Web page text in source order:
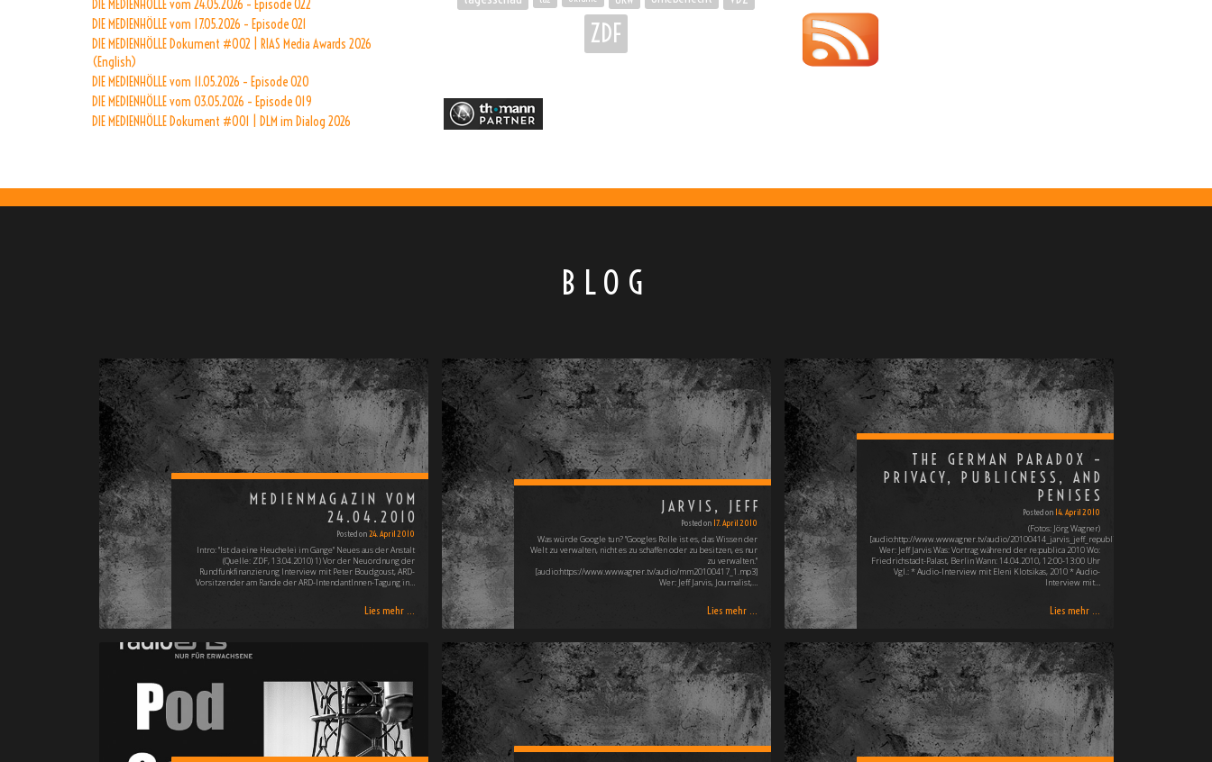
DIE MEDIENHÖLLE vom 24.05.2026 – Episode 022
DIE MEDIENHÖLLE vom 17.05.2026 – Episode 021
DIE MEDIENHÖLLE Dokument #002 | RIAS Media Awards 2026
(English)
DIE MEDIENHÖLLE vom 11.05.2026 – Episode 020
DIE MEDIENHÖLLE vom 03.05.2026 – Episode 019
DIE MEDIENHÖLLE Dokument #001 | DLM im Dialog 2026
ZDF
BLOG
MEDIENMAGAZIN VOM
24.04.2010
Posted on24. April 2010
Intro: "Ist da eine Heuchelei im Gange" Neues aus der Anstalt
(Quelle: ZDF, 13.04.2010) 1) Vor der Neuordnung der
Rundfunkfinanzierung Interview mit Peter Boudgoust, ARD-
Vorsitzender am Rande der ARD-IntendantInnen-Tagung in…
Lies mehr ...
JARVIS, JEFF
Posted on 17. April 2010
Was würde Google tun? "Googles Rolle ist es, das Wissen der
Welt zu verwalten, nicht es zu schaffen oder zu besitzen, es nur
zu verwalten."
[audio:https://www.wwwagner.tv/audio/mm20100417_1.mp3]
Wer: Jeff Jarvis, Journalist,…
Lies mehr ...
THE GERMAN PARADOX –
PRIVACY, PUBLICNESS, AND
PENISES
Posted on 14. April 2010
(Fotos: Jörg Wagner)
[audio:http://www.wwwagner.tv/audio/20100414_jarvis_jeff_republica.mp3]
Wer: Jeff Jarvis Was: Vortrag während der re:publica 2010 Wo:
Friedrichstadt-Palast, Berlin Wann: 14.04.2010, 12:00-13:00 Uhr
Vgl.: * Audio-Interview mit Eleni Klotsikas, 2010 * Audio-
Interview mit…
Lies mehr ...